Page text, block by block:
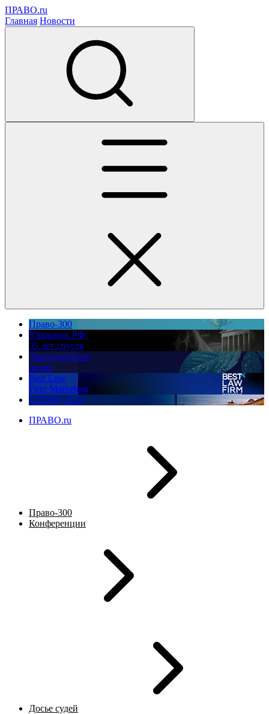
ПРАВО.ru
Главная Новости
Право-300
Юррынок РФ:
35 лет спустя
Экологическое
право
Best Law
Firm Marketing
ПМЮФ 2026
ПРАВО.ru
Право-300
Конференции
Досье судей